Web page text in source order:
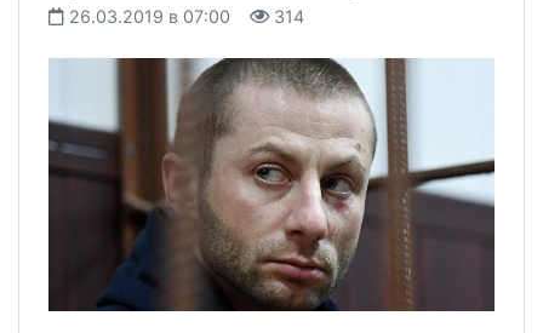
26.03.2019 в 07:00 314